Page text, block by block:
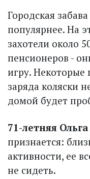
Городская
популярнее. На
захотели около
пенсионеров -
игру. Некоторые
заряда коляс­ки
домой будет
71-летняя
признается:
активности, ее
не сидеть.